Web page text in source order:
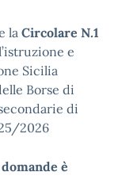
la Circolare N.1
e
Sicilia
Borse di
di
2026
è